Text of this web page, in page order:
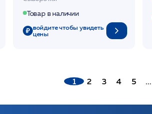
восстановления 30мл /HP*
Товар в наличии
войдите чтобы увидеть
цены
1 2 3 4 5 ...